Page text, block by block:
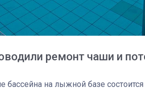
ремонт чаши и
на лыжной базе